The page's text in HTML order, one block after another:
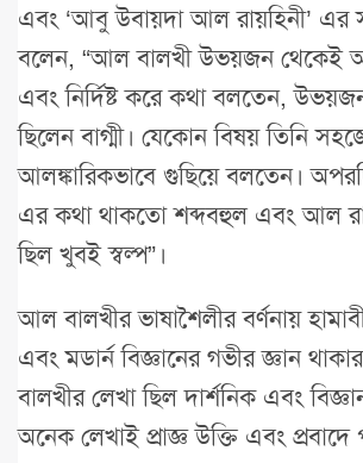
এবং ‘আবু উবায়দা আল রায়হিনী’ এর
বলেন, “আল বালখী উভয়জন থেকেই
এবং নির্দিষ্ট করে কথা বলতেন,
ছিলেন বাগ্মী। যেকোন বিষয় তিনি
আলঙ্কারিকভাবে গুছিয়ে বলতেন।
এর কথা থাকতো শব্দবহুল এবং আল
ছিল খুবই স্বল্প”।
আল বালখীর ভাষাশৈলীর বর্ণনায়
এবং মডার্ন বিজ্ঞানের গভীর জ্ঞান
বালখীর লেখা ছিল দার্শনিক এবং
অনেক লেখাই প্রাজ্ঞ উক্তি এবং